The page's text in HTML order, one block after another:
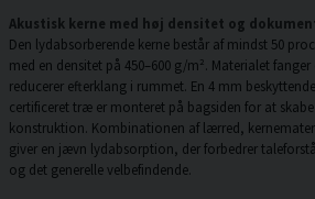
Akustisk kerne med høj densitet og
Den lydabsorberende kerne består af mindst 50
med en densitet på 450–600 g/m². Materialet
reducerer efterklang i rummet. En 4 mm
certificeret træ er monteret på bagsiden for at
konstruktion. Kombinationen af lærred,
giver en jævn lydabsorption, der forbedrer
og det generelle velbefindende.